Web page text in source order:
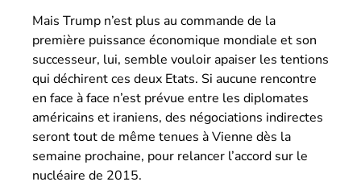
Mais Trump n’est plus au commande de la
première puissance économique mondiale et son
successeur, lui, semble vouloir apaiser les tentions
qui déchirent ces deux Etats. Si aucune rencontre
en face à face n’est prévue entre les diplomates
américains et iraniens, des négociations indirectes
seront tout de même tenues à Vienne dès la
semaine prochaine, pour relancer l’accord sur le
nucléaire de 2015.